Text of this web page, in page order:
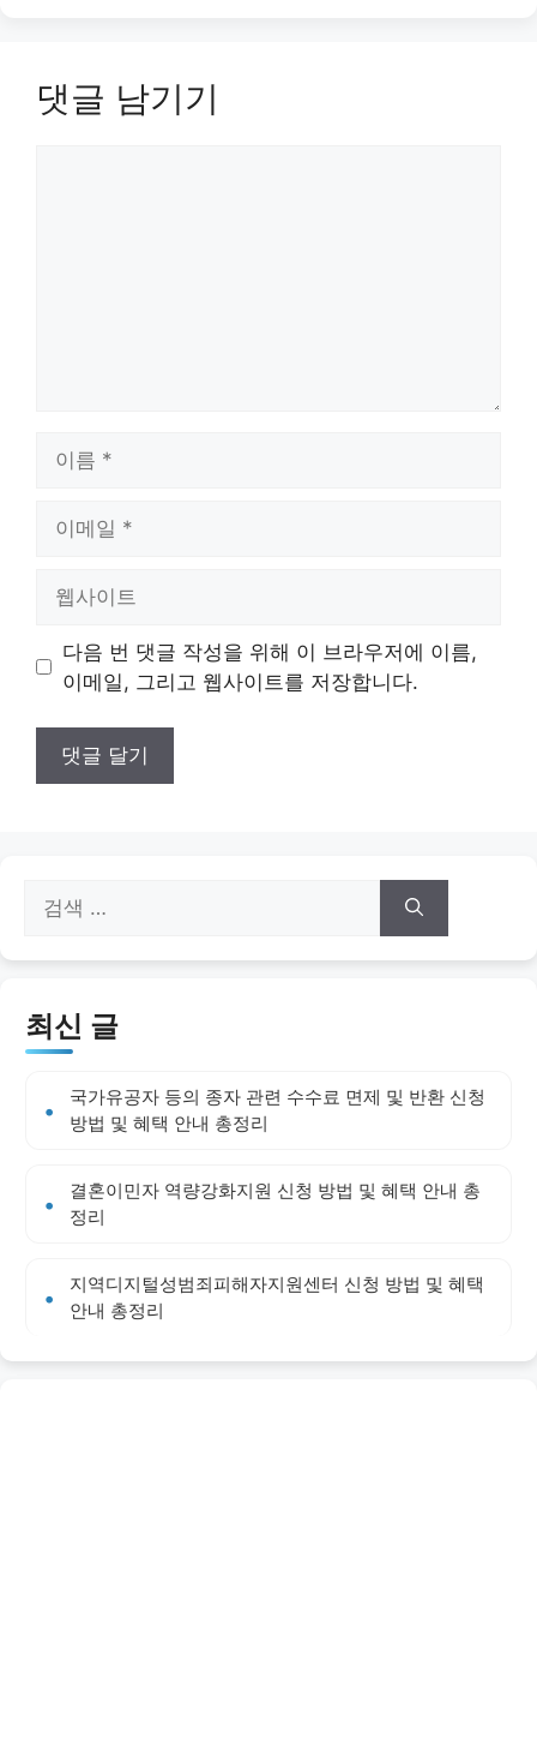
댓글 남기기
트
다음 번 댓글 작성을 위해 이 브라우저에 이름,
이메일, 그리고 웹사이트를 저장합니다.
색:
최신 글
국가유공자 등의 종자 관련 수수료 면제 및 반환 신청
방법 및 혜택 안내 총정리
결혼이민자 역량강화지원 신청 방법 및 혜택 안내 총
정리
지역디지털성범죄피해자지원센터 신청 방법 및 혜택
안내 총정리